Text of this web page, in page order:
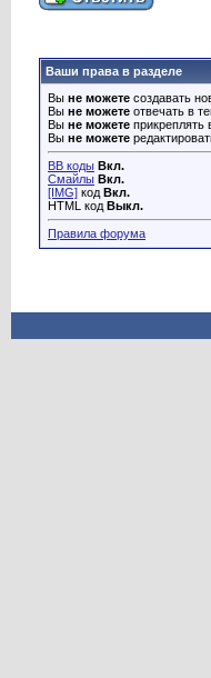
Ваши права в разделе
Вы не можете создавать
Вы не можете отвечать в
Вы не можете прикреплять
Вы не можете
BB коды Вкл.
Смайлы Вкл.
[IMG] код Вкл.
HTML код Выкл.
Правила форума